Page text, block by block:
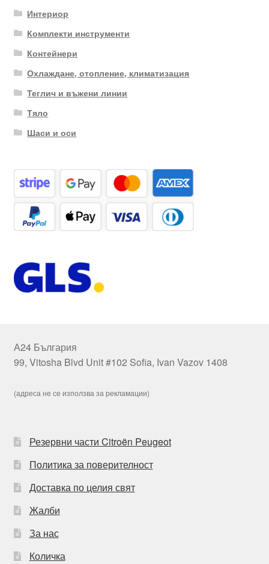
Интериор
Комплекти инструменти
Контейнери
Охлаждане, отопление, климатизация
Теглич и въжени линии
Тяло
Шаси и оси
А24 България
99, Vitosha Blvd Unit #102 Sofia, Ivan Vazov 1408
(адреса не се използва за рекламации)
Резервни части Citroën Peugeot
Политика за поверителност
Доставка по целия свят
Жалби
За нас
Количка